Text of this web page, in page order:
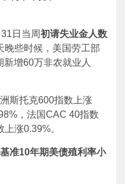
日当周初请失业金人数
晚些时候，美国劳工部
增60万非农就业人
斯托克600指数上涨
，法国CAC 40指数
涨0.39%。
基准10年期美债殖利率小